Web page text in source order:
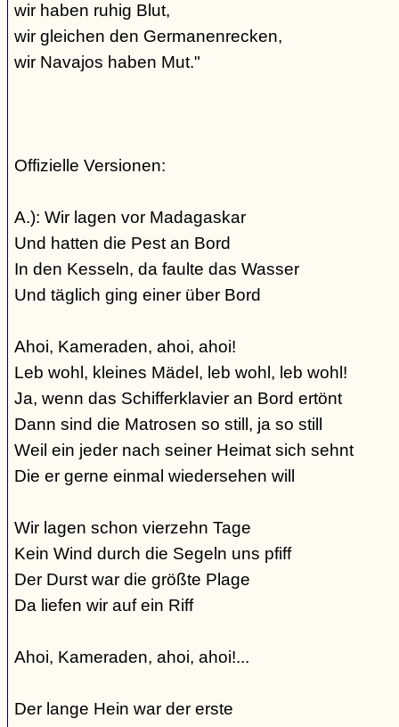
wir haben ruhig Blut,
wir gleichen den Germanenrecken,
wir Navajos haben Mut."
Offizielle Versionen:
A.): Wir lagen vor Madagaskar
Und hatten die Pest an Bord
In den Kesseln, da faulte das Wasser
Und täglich ging einer über Bord
Ahoi, Kameraden, ahoi, ahoi!
Leb wohl, kleines Mädel, leb wohl, leb wohl!
Ja, wenn das Schifferklavier an Bord ertönt
Dann sind die Matrosen so still, ja so still
Weil ein jeder nach seiner Heimat sich sehnt
Die er gerne einmal wiedersehen will
Wir lagen schon vierzehn Tage
Kein Wind durch die Segeln uns pfiff
Der Durst war die größte Plage
Da liefen wir auf ein Riff
Ahoi, Kameraden, ahoi, ahoi!...
Der lange Hein war der erste